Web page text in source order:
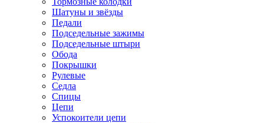
Шатуны и звёзды
Педали
Подседельные зажимы
Подседельные штыри
Обода
Покрышки
Рулевые
Седла
Спицы
Цепи
Успокоители цепи